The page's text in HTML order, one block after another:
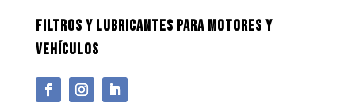
FILTROS Y LUBRICANTES PARA MOTORES Y
VEHÍCULOS